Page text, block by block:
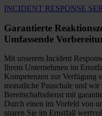
INCIDENT RESPONSE
Garantierte
Umfassende
Mit unserem Incident
Ihrem Unternehmen im
Kompetenzen zur Verfügung
monatliche Pauschale und
Bereitschaftsdienst mit
Durch einen im Vorfeld von
sparen Sie im Ernstfall